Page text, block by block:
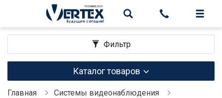
Фильтр
Каталог товаров
Главная
Системы видеонаблюдения